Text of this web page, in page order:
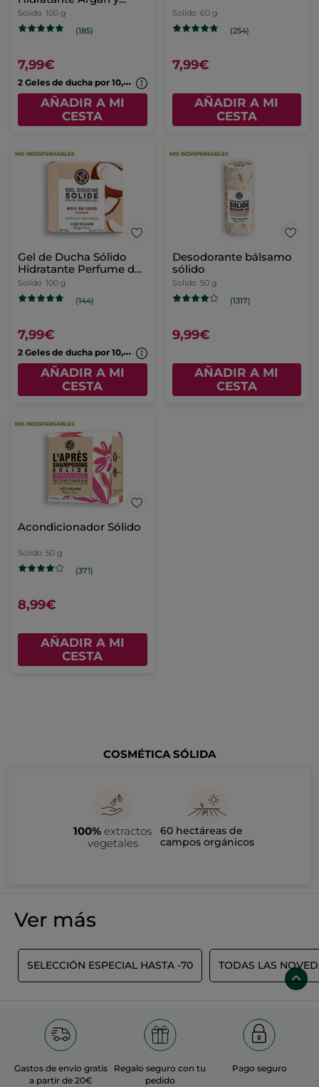
Rosa
Solido 100 g
(185)
7,99€
2
Geles de ducha por 10,99€
AÑADIR A MI
CESTA
Solido 60 g
(254)
7,99€
AÑADIR A MI
CESTA
Gel de Ducha Sólido
Hidratante Perfume de
Coco
Solido 100 g
(144)
7,99€
2
Geles de ducha por 10,99€
AÑADIR A MI
CESTA
Desodorante bálsamo
sólido
Solido 50 g
(1317)
9,99€
AÑADIR A MI
CESTA
Acondicionador Sólido
Solido 50 g
(371)
8,99€
AÑADIR A MI
CESTA
COSMÉTICA SÓLIDA
100% extractos
vegetales
60 hectáreas de
campos orgánicos
Ver más
SELECCIÓN ESPECIAL HASTA -70 TODAS LAS
Gastos de envío gratis
a partir de 20€
Regalo seguro con tu
pedido
Pago seguro